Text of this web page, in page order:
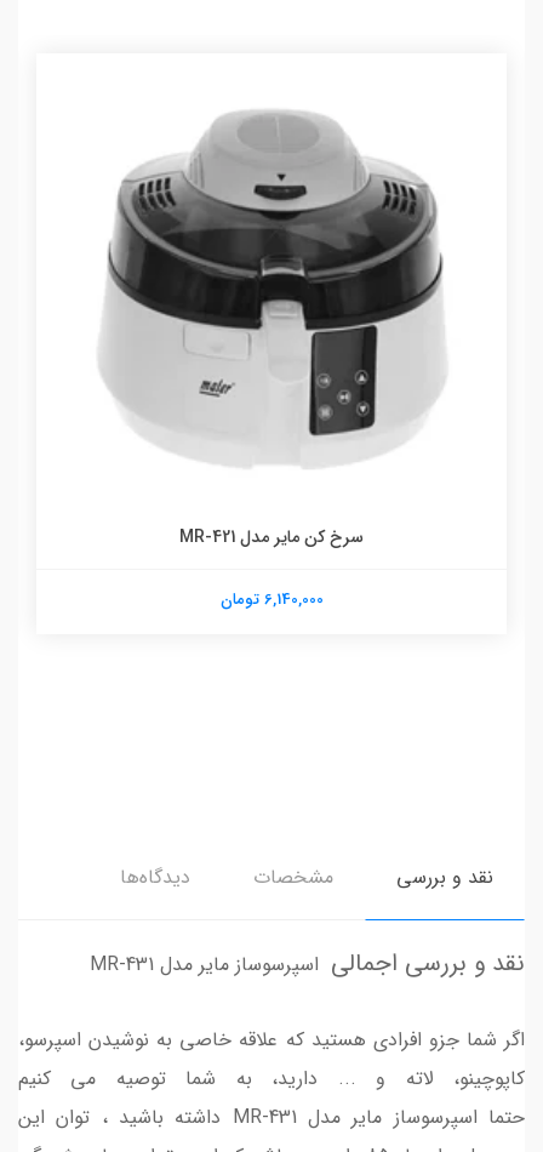
سرخ کن مایر مدل MR-421
6,140,000 تومان
نقد و بررسی مشخصات دیدگاه‌ها
نقد و بررسی اجمالی اسپرسوساز مایر مدل MR-431
اگر شما جزو افرادی هستید که علاقه خاصی به نوشیدن اسپرسو،
کاپوچینو، لاته و ... دارید، به شما توصیه می کنیم
حتما اسپرسوساز مایر مدل MR-431 داشته باشید ، توان این